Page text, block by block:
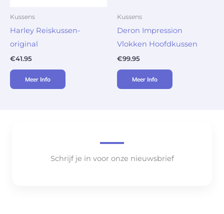
Kussens
Harley Reiskussen-
original
€41.95
Meer Info
Kussens
Deron Impression
Vlokken Hoofdkussen
€99.95
Meer Info
Schrijf je in voor onze nieuwsbrief